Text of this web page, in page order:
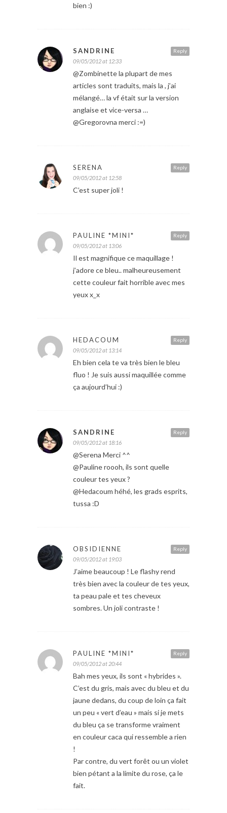
bien :)
Reply
SANDRINE
09/05/2012 at 12:33
@Zombinette la plupart de mes
articles sont traduits, mais la , j’ai
mélangé… la vf était sur la version
anglaise et vice-versa …
@Gregorovna merci :=)
Reply
SERENA
09/05/2012 at 12:58
C’est super joli !
Reply
PAULINE *MINI*
09/05/2012 at 13:06
Il est magnifique ce maquillage !
j’adore ce bleu.. malheureusement
cette couleur fait horrible avec mes
yeux x_x
Reply
HEDACOUM
09/05/2012 at 13:14
Eh bien cela te va très bien le bleu
fluo ! Je suis aussi maquillée comme
ça aujourd’hui :)
Reply
SANDRINE
09/05/2012 at 18:16
@Serena Merci ^^
@Pauline roooh, ils sont quelle
couleur tes yeux ?
@Hedacoum héhé, les grads esprits,
tussa :D
Reply
OBSIDIENNE
09/05/2012 at 19:03
J’aime beaucoup ! Le flashy rend
très bien avec la couleur de tes yeux,
ta peau pale et tes cheveux
sombres. Un joli contraste !
Reply
PAULINE *MINI*
09/05/2012 at 20:44
Bah mes yeux, ils sont « hybrides ».
C’est du gris, mais avec du bleu et du
jaune dedans, du coup de loin ça fait
un peu « vert d’eau » mais si je mets
du bleu ça se transforme vraiment
en couleur caca qui ressemble a rien
!
Par contre, du vert forêt ou un violet
bien pétant a la limite du rose, ça le
fait.